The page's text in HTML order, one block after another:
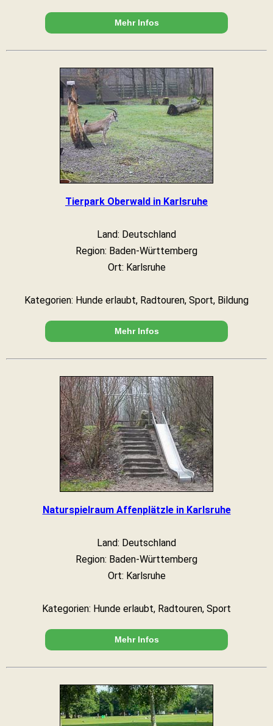
Mehr Infos
Tierpark Oberwald in Karlsruhe
Land: Deutschland
Region: Baden-Württemberg
Ort: Karlsruhe
Kategorien: Hunde erlaubt, Radtouren, Sport, Bildung
Mehr Infos
Naturspielraum Affenplätzle in Karlsruhe
Land: Deutschland
Region: Baden-Württemberg
Ort: Karlsruhe
Kategorien: Hunde erlaubt, Radtouren, Sport
Mehr Infos